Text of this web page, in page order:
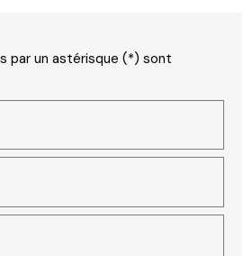
par un astérisque (*) sont